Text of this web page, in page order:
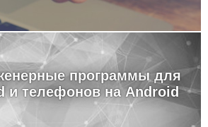
программы для
и телефонов на Android